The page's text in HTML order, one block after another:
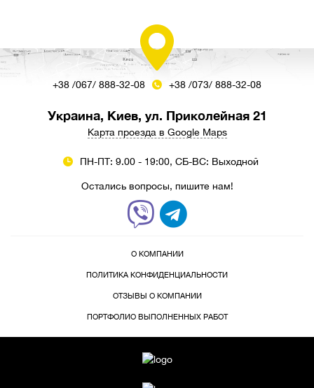
+38 /067/ 888-32-08 +38 /073/ 888-32-08
Украина, Киев, ул. Приколейная 21
Карта проезда в Google Maps
ПН-ПТ: 9.00 - 19:00, СБ-ВС: Выходной
Остались вопросы, пишите нам!
О КОМПАНИИ
ПОЛИТИКА КОНФИДЕНЦИАЛЬНОСТИ
ОТЗЫВЫ О КОМПАНИИ
ПОРТФОЛИО ВЫПОЛНЕННЫХ РАБОТ